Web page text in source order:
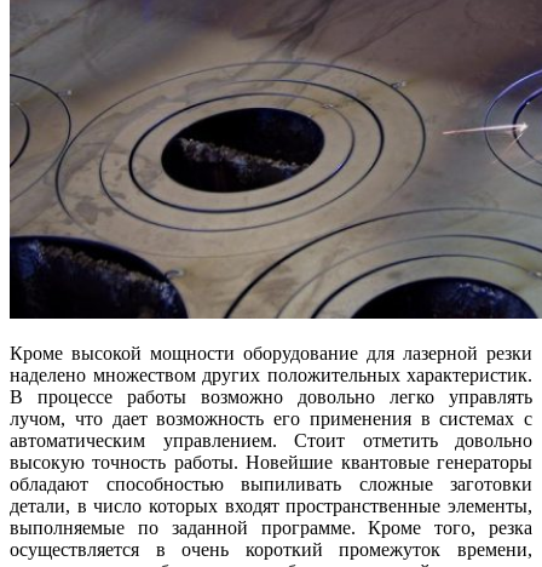
Кроме высокой мощности оборудование для лазерной резки
наделено множеством других положительных характеристик.
В процессе работы возможно довольно легко управлять
лучом, что дает возможность его применения в системах с
автоматическим управлением. Стоит отметить довольно
высокую точность работы. Новейшие квантовые генераторы
обладают способностью выпиливать сложные заготовки
детали, в число которых входят пространственные элементы,
выполняемые по заданной программе. Кроме того, резка
осуществляется в очень короткий промежуток времени,